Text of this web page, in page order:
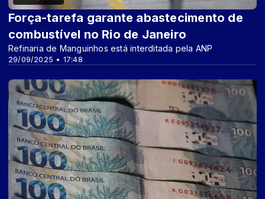
29/09/2025 • 17:48
Força-tarefa garante abastecimento de
combustível no Rio de Janeiro
Refinaria de Manguinhos está interditada pela ANP